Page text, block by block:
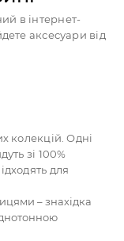
в інтернет-
аксесуари від
колекцій. Одні
зі 100%
для
– знахідка